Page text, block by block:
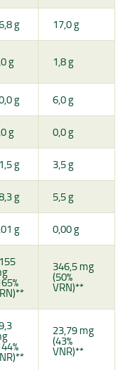
g 17,0 g
g 1,8 g
g 6,0 g
g 0,0 g
g 3,5 g
g 5,5 g
g 0,00 g
346,5 mg
(50%
VRN)**
23,79 mg
(43%
VNR)**